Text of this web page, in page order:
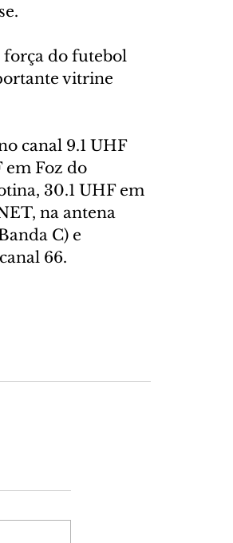
força do futebol
vitrine
canal 9.1 UHF
em Foz do
30.1 UHF em
na antena
C) e
66.